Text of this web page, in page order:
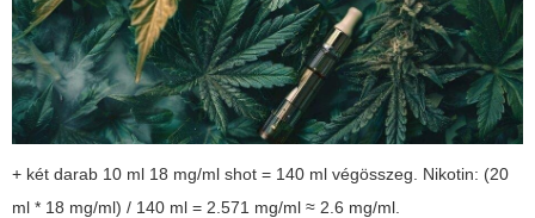
+ két darab 10 ml 18 mg/ml shot = 140 ml végösszeg. Nikotin: (20
ml * 18 mg/ml) / 140 ml = 2.571 mg/ml ≈ 2.6 mg/ml.